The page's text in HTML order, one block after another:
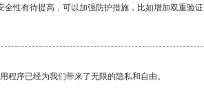
全性有待提高，可以加强防护措施，比如增加双重验
程序已经为我们带来了无限的隐私和自由。